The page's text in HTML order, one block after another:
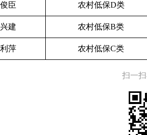
臣 农村低保D类
建 农村低保B类
萍 农村低保C类
扫一